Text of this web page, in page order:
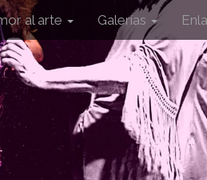
al arte Galerías